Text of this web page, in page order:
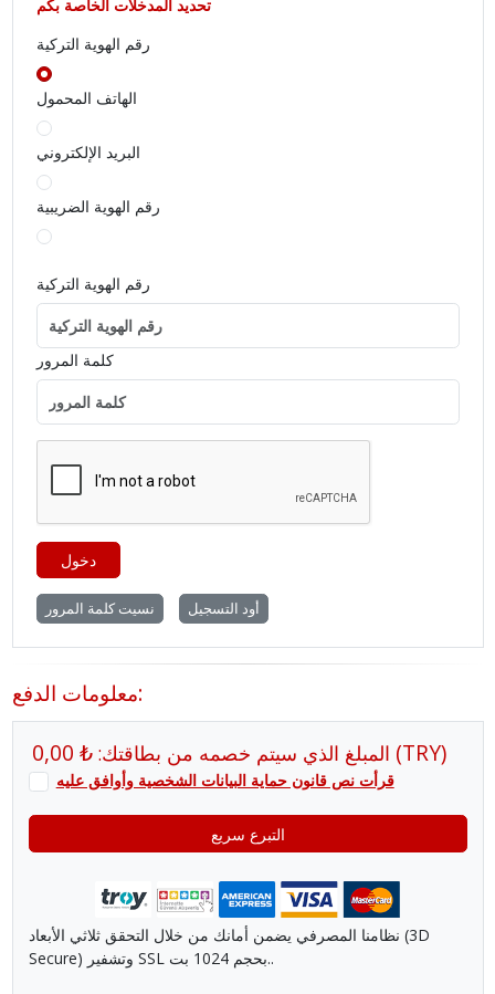
تحديد المدخلات الخاصة بكم
رقم الهوية التركية
الهاتف المحمول
البريد الإلكتروني
رقم الهوية الضريبية
رقم الهوية التركية
كلمة المرور
دخول
نسيت كلمة المرور أود التسجيل
معلومات الدفع:
المبلغ الذي سيتم خصمه من بطاقتك: ₺ 0,00 (TRY)
قرأت نص قانون حماية البيانات الشخصية وأوافق عليه
التبرع سريع
نظامنا المصرفي يضمن أمانك من خلال التحقق ثلاثي الأبعاد (3D
Secure) وتشفير SSL بحجم 1024 بت..